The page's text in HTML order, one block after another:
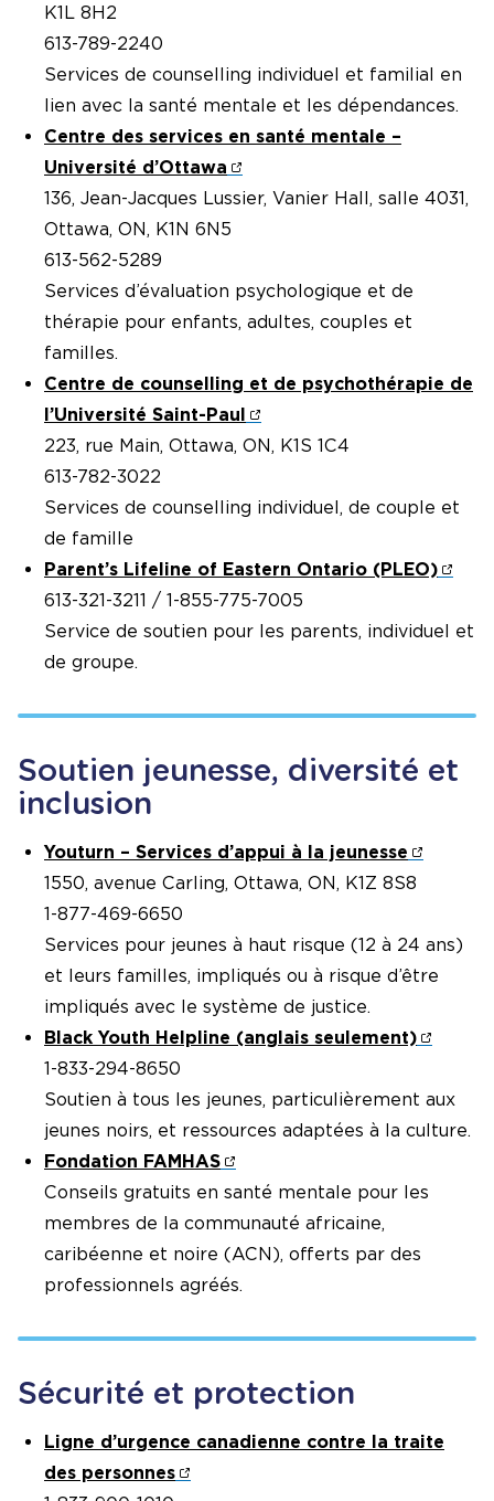
K1L 8H2
613-789-2240
Services de counselling individuel et familial en
lien avec la santé mentale et les dépendances.
Centre des services en santé mentale –
Université d’Ottawa
136, Jean-Jacques Lussier, Vanier Hall, salle 4031,
Ottawa, ON, K1N 6N5
613-562-5289
Services d’évaluation psychologique et de
thérapie pour enfants, adultes, couples et
familles.
Centre de counselling et de psychothérapie de
l’Université Saint-Paul
223, rue Main, Ottawa, ON, K1S 1C4
613-782-3022
Services de counselling individuel, de couple et
de famille
Parent’s Lifeline of Eastern Ontario (PLEO)
613-321-3211 / 1-855-775-7005
Service de soutien pour les parents, individuel et
de groupe.
Soutien jeunesse, diversité et
inclusion
Youturn – Services d’appui à la jeunesse
1550, avenue Carling, Ottawa, ON, K1Z 8S8
1-877-469-6650
Services pour jeunes à haut risque (12 à 24 ans)
et leurs familles, impliqués ou à risque d’être
impliqués avec le système de justice.
Black Youth Helpline (anglais seulement)
1-833-294-8650
Soutien à tous les jeunes, particulièrement aux
jeunes noirs, et ressources adaptées à la culture.
Fondation FAMHAS
Conseils gratuits en santé mentale pour les
membres de la communauté africaine,
caribéenne et noire (ACN), offerts par des
professionnels agréés.
Sécurité et protection
Ligne d’urgence canadienne contre la traite
des personnes